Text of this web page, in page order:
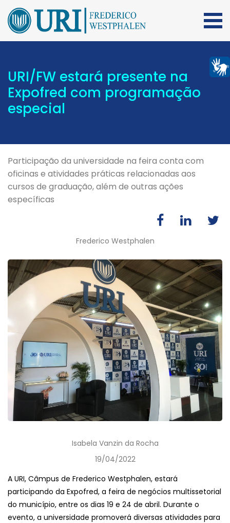
URI/FW estará presente na
Expofred com programação
especial
Participação da universidade na feira conta com
oficinas e atividades práticas relacionadas aos
cursos de graduação, além de outras ações
específicas
Frederico Westphalen
Isabela Vanzin da Rocha
19/04/2022
A URI, Câmpus de Frederico Westphalen, estará
participando da Expofred, a feira de negócios multissetorial
do município, entre os dias 19 e 24 de abril. Durante o
evento, a universidade promoverá diversas atividades para